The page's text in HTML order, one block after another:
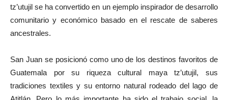
tz’utujil se ha convertido en un ejemplo inspirador de desarrollo
comunitario y económico basado en el rescate de saberes
ancestrales.
San Juan se posicionó como uno de los destinos favoritos de
Guatemala por su riqueza cultural maya tz’utujil, sus
tradiciones textiles y su entorno natural rodeado del lago de